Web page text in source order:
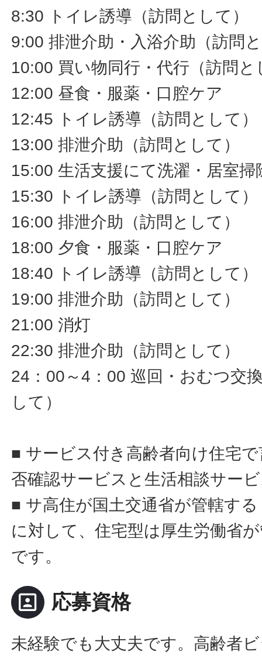
8:30 トイレ誘導（訪問として）
9:00 排泄介助・入浴介助（訪問
10:00 買い物同行・代行（訪問と
12:00 昼食・服薬・口腔ケア
12:45 トイレ誘導（訪問として）
13:00 排泄介助（訪問として）
15:00 生活支援にて洗濯・居室
15:30 トイレ誘導（訪問として）
16:00 排泄介助（訪問として）
18:00 夕食・服薬・口腔ケア
18:40 トイレ誘導（訪問として）
19:00 排泄介助（訪問として）
21:00 消灯
22:30 排泄介助（訪問として）
24：00～4：00 巡回・おむつ交
して）
■ サービス付き高齢者向け住宅
否確認サービスと生活相談サー
■ サ高住が国土交通省が管轄す
に対して、住宅型は厚生労働省
です。
portrait 応募資格
未経験でも大丈夫です。高齢者